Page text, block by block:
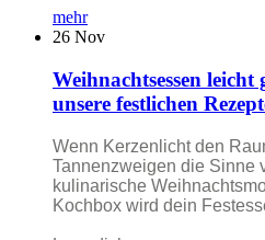
mehr
26 Nov
Weihnachtsessen leicht
unsere festlichen
Wenn Kerzenlicht den
Tannenzweigen die Sinne
kulinarische
Kochbox wird dein